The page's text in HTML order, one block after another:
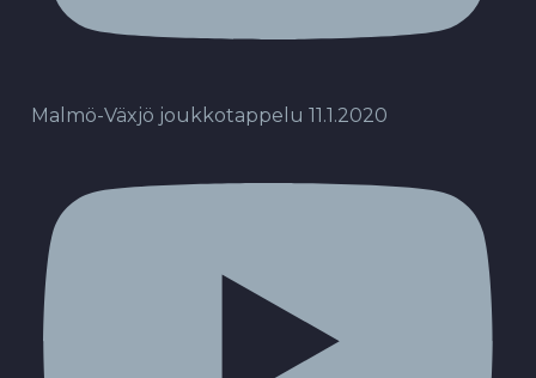
Malmö-Växjö joukkotappelu 11.1.2020